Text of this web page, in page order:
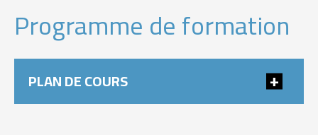
Programme de formation
PLAN DE COURS